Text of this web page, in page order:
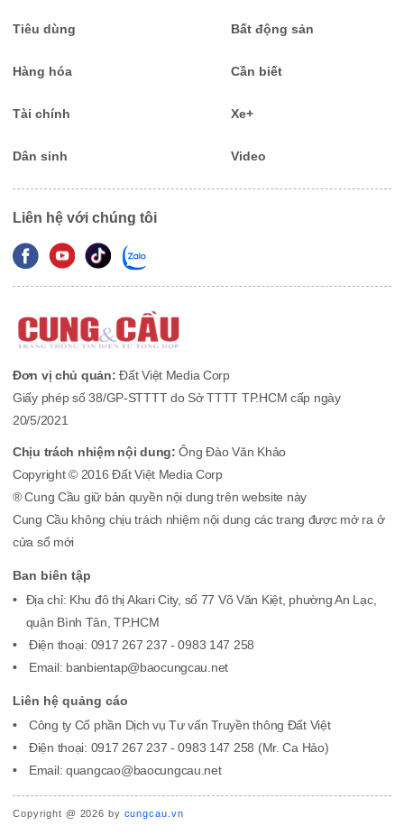
Tiêu dùng Bất động sản
Hàng hóa Cần biết
Tài chính Xe+
Dân sinh Video
Liên hệ với chúng tôi
Đơn vị chủ quản: Đất Việt Media Corp
Giấy phép số 38/GP-STTTT do Sở TTTT TP.HCM cấp ngày
20/5/2021
Chịu trách nhiệm nội dung:Ông Đào Văn Khảo
Copyright © 2016 Đất Việt Media Corp
® Cung Cầu giữ bản quyền nội dung trên website này
Cung Cầu không chịu trách nhiệm nội dung các trang được mở ra ở
cửa sổ mới
Ban biên tập
Địa chỉ: Khu đô thị Akari City, số 77 Võ Văn Kiệt, phường An Lạc,
quận Bình Tân, TP.HCM
Điện thoại: 0917 267 237 - 0983 147 258
Email: banbientap@baocungcau.net
Liên hệ quảng cáo
Công ty Cổ phần Dịch vụ Tư vấn Truyền thông Đất Việt
Điện thoại: 0917 267 237 - 0983 147 258 (Mr. Ca Hảo)
Email: quangcao@baocungcau.net
Copyright @ 2026 by cungcau.vn